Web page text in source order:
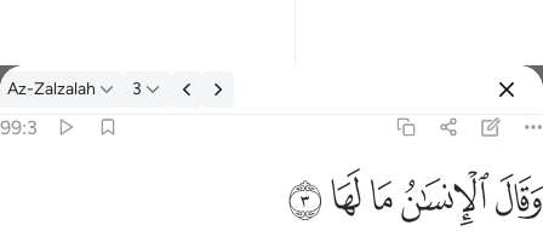
Тафсир: Az-Zalzalah 99:3
Az-Zalzalah 3
99:3
ﱾﱿﲀﲁﲂ